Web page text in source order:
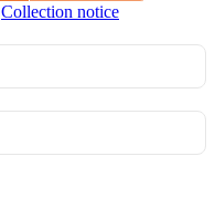
Collection notice